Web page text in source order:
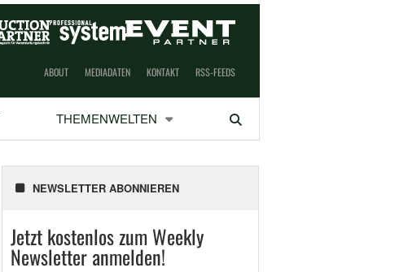
ABOUT MEDIADATEN KONTAKT RSS-FEEDS
THEMENWELTEN Suchen
NEWSLETTER ABONNIEREN
Jetzt kostenlos zum Weekly
Newsletter anmelden!